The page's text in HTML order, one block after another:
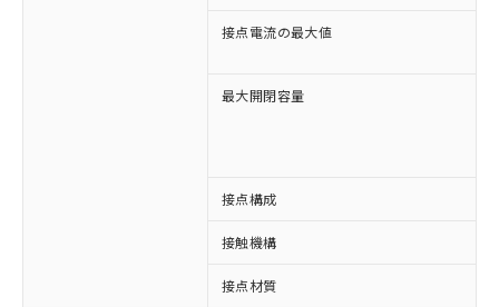
接点電流の最大値
最大開閉容量
接点構成
接触機構
接点材質